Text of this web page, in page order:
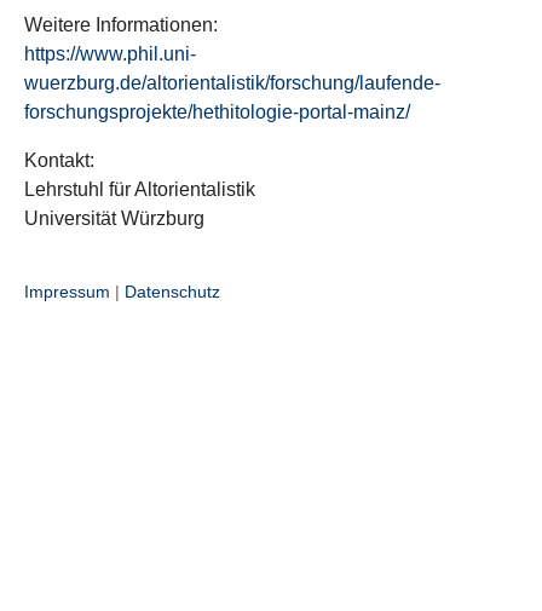
Weitere Informationen:
https://www.phil.uni-
wuerzburg.de/altorientalistik/forschung/laufende-
forschungsprojekte/hethitologie-portal-mainz/
Kontakt:
Lehrstuhl für Altorientalistik
Universität Würzburg
Impressum | Datenschutz